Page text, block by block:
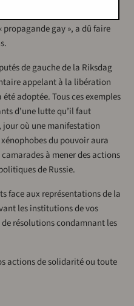
des principales
gay », a dû faire
de gauche de la Riksdag
appelant à la libération
adoptée. Tous ces exemples
d’une lutte qu’il faut
jour où une manifestation
du pouvoir aura
à mener des actions
de Russie.
face aux représentations de la
les institutions de vos
résolutions condamnant les
actions de solidarité ou toute